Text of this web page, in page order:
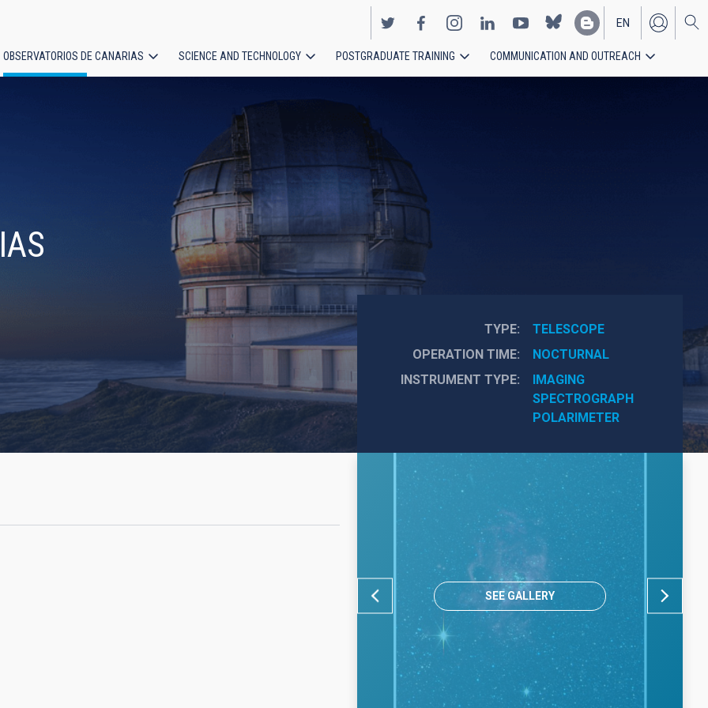
EN
ES
OBSERVATORIOS DE CANARIAS SCIENCE AND TECHNOLOGY POSTGRADUATE TRAINING COMMUNICATION AND OUTREACH
TYPE
TELESCOPE
OPERATION TIME
NOCTURNAL
INSTRUMENT TYPE
IMAGING
SPECTROGRAPH
POLARIMETER
SEE GALLERY